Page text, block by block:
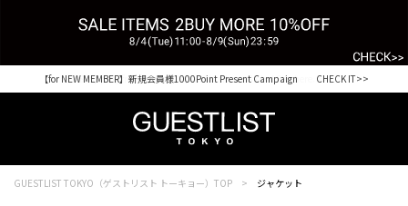
Shopping from outside Japan? Visit our Global Site here. >>
【for NEW MEMBER】新規会員様1000Point Present Campaign CHECK IT>>
GUESTLIST TOKYO（ゲストリスト トーキョー）TOP ジャケット